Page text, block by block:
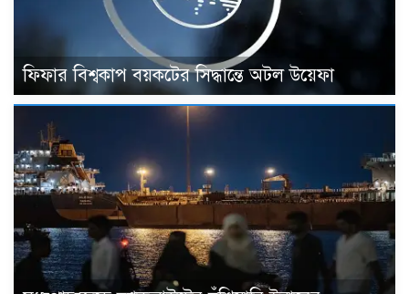
ফিফার বিশ্বকাপ বয়কটের সিদ্ধান্তে অটল উয়েফা